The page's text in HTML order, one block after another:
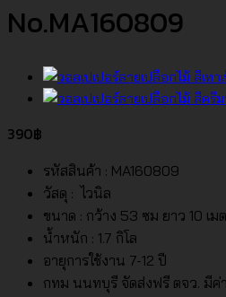
No.MA160809
390฿
รหัสสินค้า : MA160809
วัสดุ : ไวนิล
ขนาด : กว้าง 53 ซม ยาว 10 เม
น้ำหนัก : 1.7 กิโล
อายุการใช้งาน 7-12 ปี
กทม นนทบุรี จัดส่งฟรี ตจว. มีค่